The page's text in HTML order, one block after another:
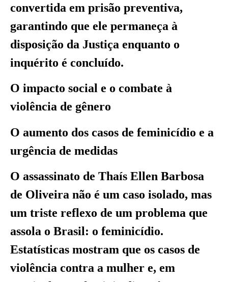
convertida em prisão preventiva,
garantindo que ele permaneça à
disposição da Justiça enquanto o
inquérito é concluído.
O impacto social e o combate à
violência de gênero
O aumento dos casos de feminicídio e a
urgência de medidas
O assassinato de Thaís Ellen Barbosa
de Oliveira não é um caso isolado, mas
um triste reflexo de um problema que
assola o Brasil: o feminicídio.
Estatísticas mostram que os casos de
violência contra a mulher e, em